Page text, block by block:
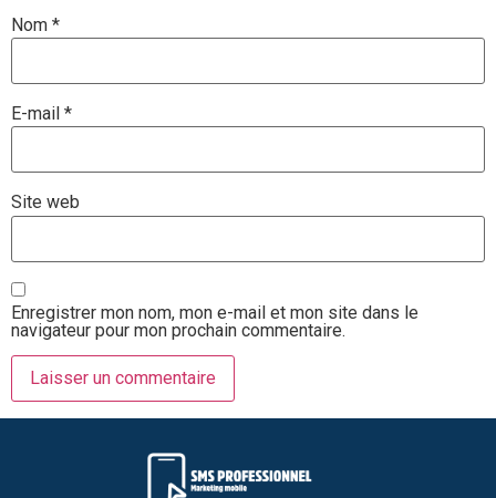
Nom *
E-mail *
Site web
Enregistrer mon nom, mon e-mail et mon site dans le
navigateur pour mon prochain commentaire.